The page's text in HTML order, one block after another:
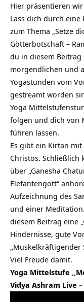
Hier präsentieren
Lass dich durch
zum Thema „Setze
Götterbotschaft –
du in diesem Beitrag
morgendlichen und
Yogastunden vom
gestreamt worden
Yoga
folgen und dich von
führen lassen.
Es gibt ein Kirtan mit
Christos. Schließlich
über „Ganesha
Elefantengott“
Aufzeichnung des
und einer
diesem Beitrag eine
Hindernisse, gute
„Muskelkräftigender
Viel Freude damit.
Yoga Mittelstufe
Vidya Ashram Live –